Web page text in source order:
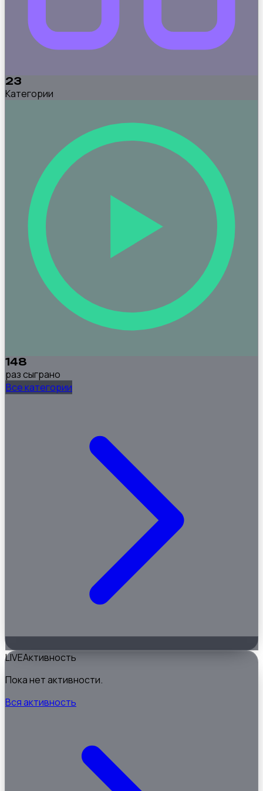
23
Категории
148
раз сыграно
Все категории
LIVEАктивность
Пока нет активности.
Вся активность